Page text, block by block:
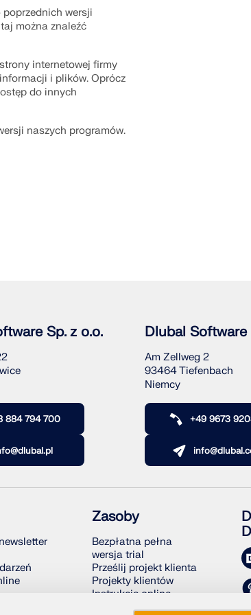
wersji
można znaleźć
internetowej firmy
i plików. Oprócz
do innych
naszych programów.
Sp. z o.o.
884 794 700
Dlubal Software
Am Zellweg 2
93464 Tiefenbach
Niemcy
+49 9673
Zasoby
Bezpłatna pełna
wersja trial
Prześlij projekt klienta
Projekty klientów
Instrukcje online